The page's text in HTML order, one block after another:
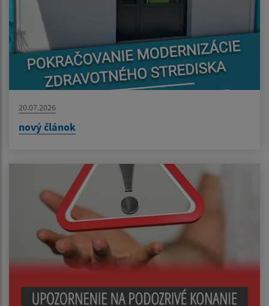
20.07.2026
nový článok